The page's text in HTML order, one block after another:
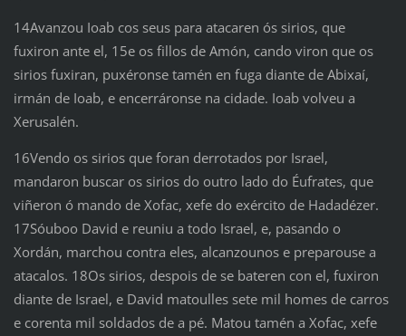
14Avanzou Ioab cos seus para atacaren ós sirios, que
fuxiron ante el, 15e os fillos de Amón, cando viron que os
sirios fuxiran, puxéronse tamén en fuga diante de Abixaí,
irmán de Ioab, e encerráronse na cidade. Ioab volveu a
Xerusalén.
16Vendo os sirios que foran derrotados por Israel,
mandaron buscar os sirios do outro lado do Éufrates, que
viñeron ó mando de Xofac, xefe do exército de Hadadézer.
17Sóuboo David e reuniu a todo Israel, e, pasando o
Xordán, marchou contra eles, alcanzounos e preparouse a
atacalos. 18Os sirios, despois de se bateren con el, fuxiron
diante de Israel, e David matoulles sete mil homes de carros
e corenta mil soldados de a pé. Matou tamén a Xofac, xefe